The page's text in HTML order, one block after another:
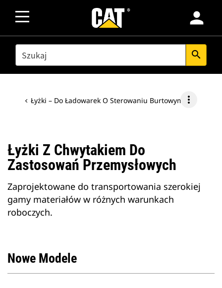
person
SEARCH search
Łyżki – Do Ładowarek O Sterowaniu Burtowym more_vert
Łyżki Z Chwytakiem Do
Zastosowań Przemysłowych
Zaprojektowane do transportowania szerokiej
gamy materiałów w różnych warunkach
roboczych.
Nowe Modele